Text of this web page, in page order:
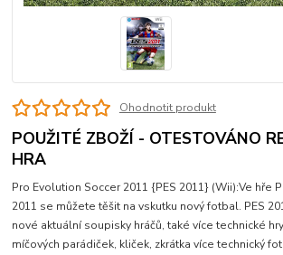
Ohodnotit produkt
POUŽITÉ ZBOŽÍ - OTESTOVÁNO
HRA
Pro Evolution Soccer 2011 {PES 2011} (Wii):Ve hře
2011 se můžete těšit na vskutku nový fotbal. PES
nové aktuální soupisky hráčů, také více technické
míčových parádiček, kliček, zkrátka více technický